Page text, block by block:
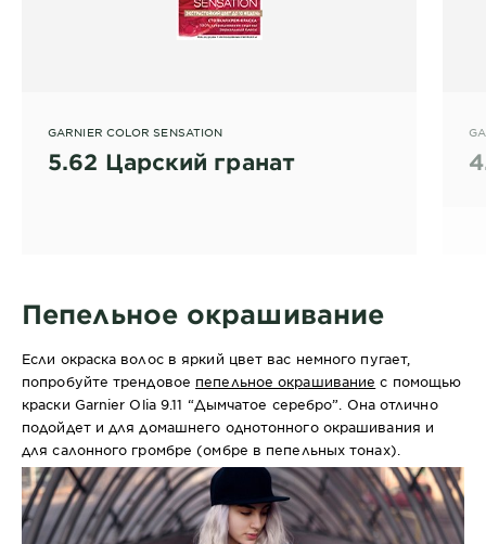
GARNIER COLOR SENSATION
5.62 Царский гранат
Пепельное окрашивание
Если окраска волос в яркий цвет вас немного пугает,
попробуйте трендовое пепельное окрашивание с помощью
краски Garnier Olia 9.11 “Дымчатое серебро”. Она отлично
подойдет и для домашнего однотонного окрашивания и
для салонного громбре (омбре в пепельных тонах).